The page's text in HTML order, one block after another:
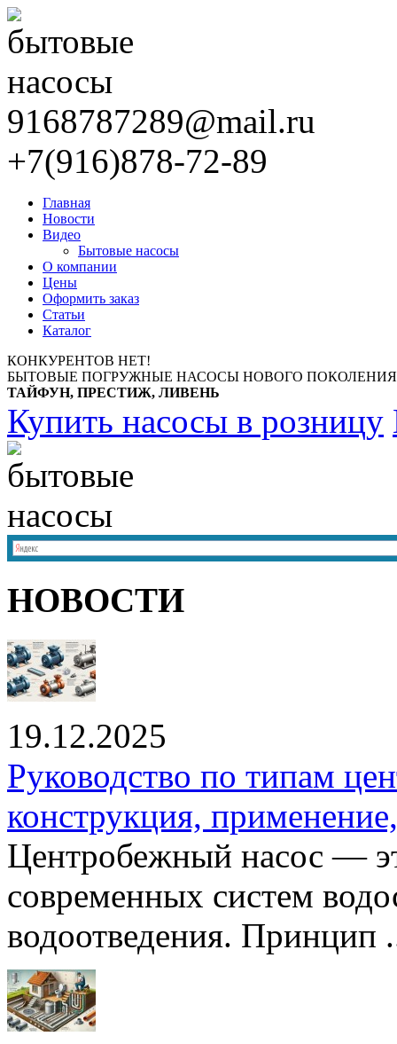
9168787289@mail.ru
+7(916)878-72-89
Главная
Новости
Видео
Бытовые насосы
О компании
Цены
Оформить заказ
Статьи
Каталог
КОНКУРЕНТОВ НЕТ!
БЫТОВЫЕ ПОГРУЖНЫЕ НАСОСЫ НОВОГО
ТАЙФУН, ПРЕСТИЖ, ЛИВЕНЬ
Купить насосы в розницу
НОВОСТИ
19.12.2025
Руководство по типам
конструкция,
Центробежный насос —
современных систем
водоотведения. Принцип